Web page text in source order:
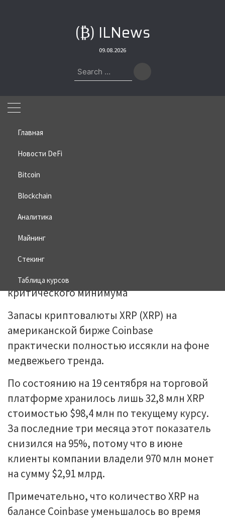
(₿) ILNews
09.08.2026
Search
for:
Главная
Новости DeFi
Bitcoin
Blockchain
Аналитика
Майнинг
Стекинг
Таблица курсов
Home»Bitcoin
до критического минимума
Запасы криптовалюты XRP (XRP) на
американской бирже Coinbase
практически полностью иссякли на фоне
медвежьего тренда.
По состоянию на 19 сентября на торговой
платформе хранилось лишь 32,8 млн XRP
стоимостью $98,4 млн по текущему курсу.
За последние три месяца этот показатель
снизился на 95%, потому что в июне
клиенты компании владели 970 млн монет
на сумму $2,91 млрд.
Примечательно, что количество XRP на
балансе Coinbase уменьшалось во время